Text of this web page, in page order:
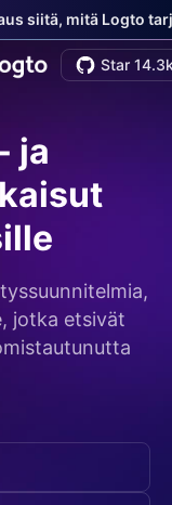
siitä, mitä Logto
Star
ja
jotka etsivät